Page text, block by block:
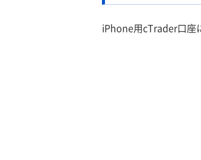
iPhone用cTrader口座